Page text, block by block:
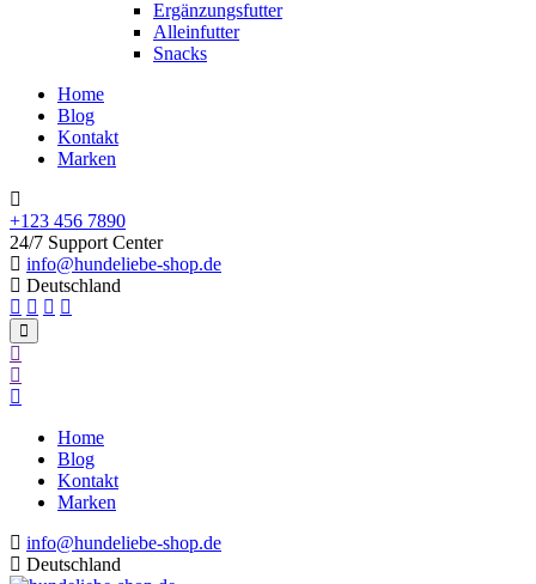
Ergänzungsfutter
Alleinfutter
Snacks
Home
Blog
Kontakt
Marken
+123 456 7890
24/7 Support Center
info@hundeliebe-shop.de
Deutschland
Home
Blog
Kontakt
Marken
info@hundeliebe-shop.de
Deutschland